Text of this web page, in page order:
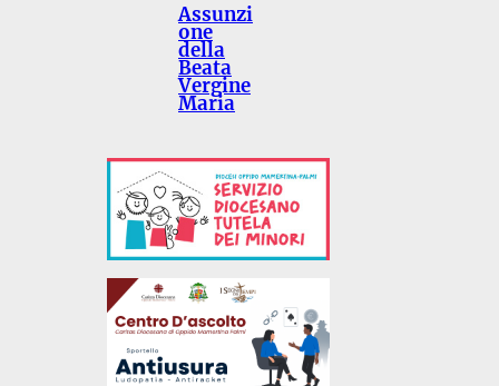
Assunzi
one
della
Beata
Vergine
Maria